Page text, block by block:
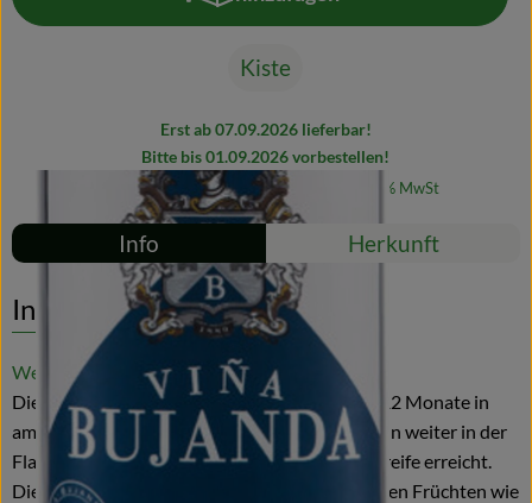
Kiste
Erst ab 07.09.2026 lieferbar!
Bitte bis 01.09.2026 vorbestellen!
56,70 €/ Kiste 75,60 € 19% MwSt
Rezepte
Info Herkunft
Entdecke passende Rezepte
Info
Weitere Informationen
Die Crianza aus 100 % Tempranillo wurde für 12 Monate in
amerikanischer Eiche ausgebaut und reifte dann weiter in der
Flasche. Sie hat jetzt schon eine perfekte Trinkreife erreicht.
Die Nase wird am Anfang geprägt von schwarzen Früchten wie